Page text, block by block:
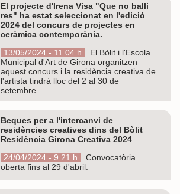
El projecte d'Irena Visa "Que no balli
res" ha estat seleccionat en l'edició
2024 del concurs de projectes en
ceràmica contemporània.
13/05/2024 - 11.04 h
El Bòlit i l'Escola
Municipal d'Art de Girona organitzen
aquest concurs i la residència creativa de
l'artista tindrà lloc del 2 al 30 de
setembre.
Beques per a l'intercanvi de
residències creatives dins del Bòlit
Residència Girona Creativa 2024
24/04/2024 - 9.21 h
Convocatòria
oberta fins al 29 d'abril.